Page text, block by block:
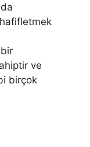
ve
birçok